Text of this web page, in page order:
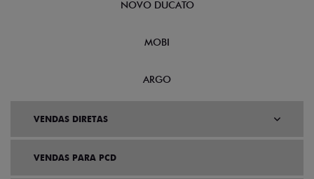
NOVO DUCATO
MOBI
ARGO
VENDAS DIRETAS
VENDAS PARA PCD